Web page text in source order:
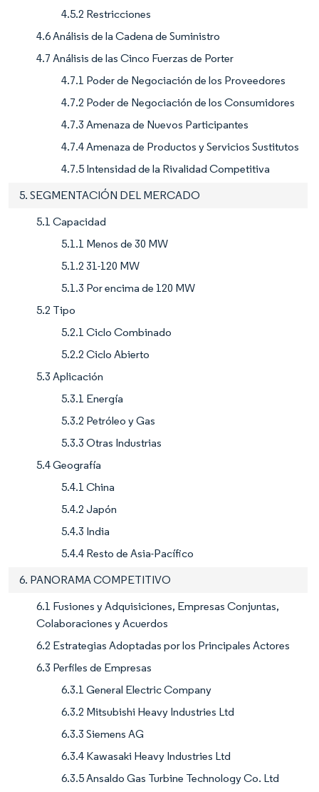
4.5.2 Restricciones
4.6 Análisis de la Cadena de Suministro
4.7 Análisis de las Cinco Fuerzas de Porter
4.7.1 Poder de Negociación de los Proveedores
4.7.2 Poder de Negociación de los Consumidores
4.7.3 Amenaza de Nuevos Participantes
4.7.4 Amenaza de Productos y Servicios Sustitutos
4.7.5 Intensidad de la Rivalidad Competitiva
5. SEGMENTACIÓN DEL MERCADO
5.1 Capacidad
5.1.1 Menos de 30 MW
5.1.2 31-120 MW
5.1.3 Por encima de 120 MW
5.2 Tipo
5.2.1 Ciclo Combinado
5.2.2 Ciclo Abierto
5.3 Aplicación
5.3.1 Energía
5.3.2 Petróleo y Gas
5.3.3 Otras Industrias
5.4 Geografía
5.4.1 China
5.4.2 Japón
5.4.3 India
5.4.4 Resto de Asia-Pacífico
6. PANORAMA COMPETITIVO
6.1 Fusiones y Adquisiciones, Empresas Conjuntas,
Colaboraciones y Acuerdos
6.2 Estrategias Adoptadas por los Principales Actores
6.3 Perfiles de Empresas
6.3.1 General Electric Company
6.3.2 Mitsubishi Heavy Industries Ltd
6.3.3 Siemens AG
6.3.4 Kawasaki Heavy Industries Ltd
6.3.5 Ansaldo Gas Turbine Technology Co. Ltd